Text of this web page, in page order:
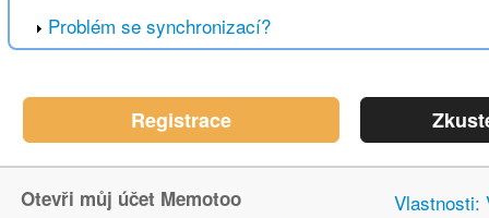
Problém se synchronizací?
Registrace
Otevři můj účet Memotoo
Vlastnosti: